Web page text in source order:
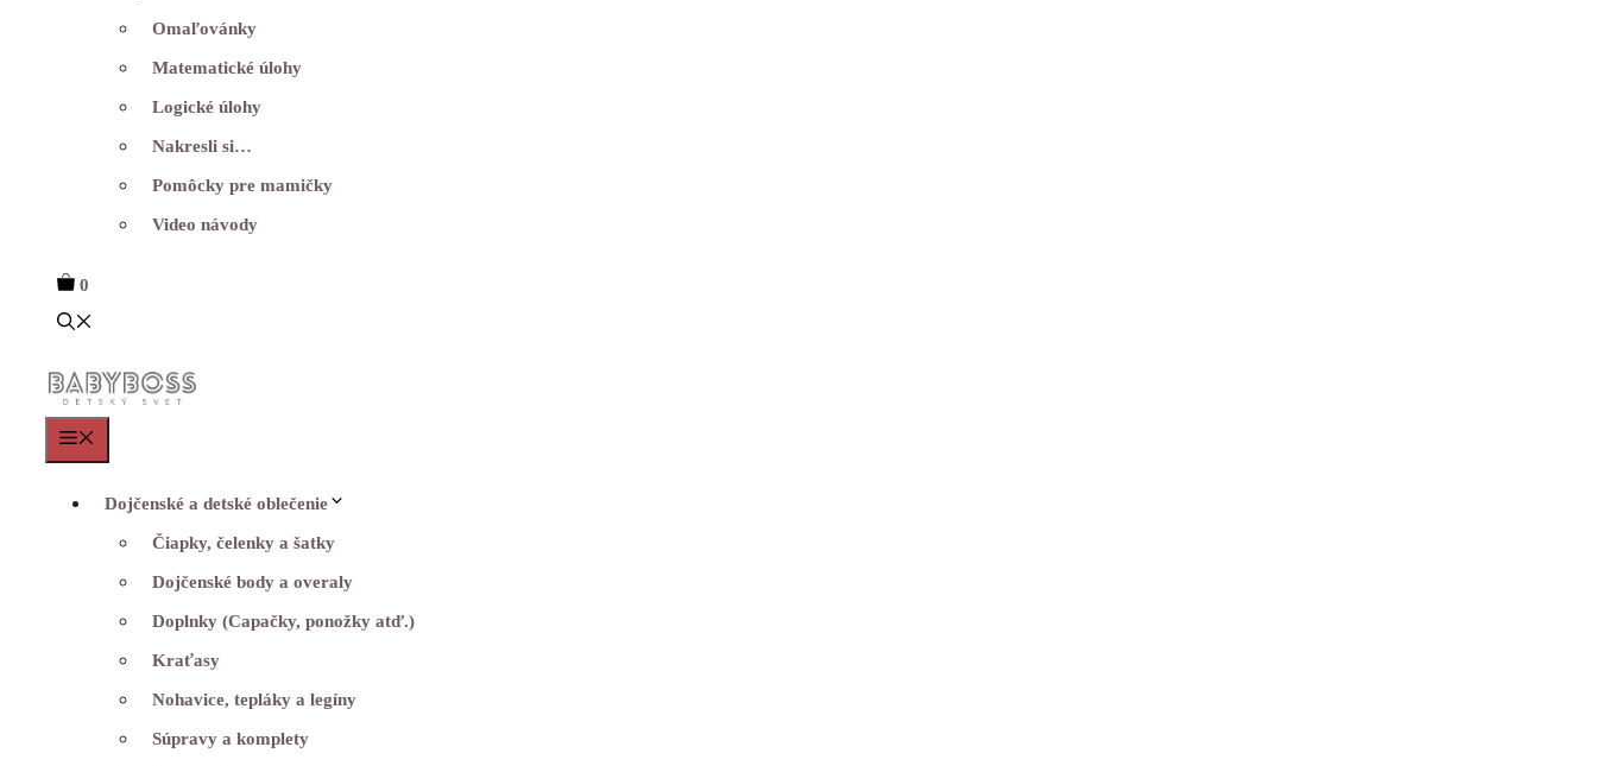
Omaľovánky
Matematické úlohy
Logické úlohy
Nakresli si…
Pomôcky pre mamičky
Video návody
0
Dojčenské a detské oblečenie
Čiapky, čelenky a šatky
Dojčenské body a overaly
Doplnky (Capačky, ponožky atď.)
Kraťasy
Nohavice, tepláky a legíny
Súpravy a komplety